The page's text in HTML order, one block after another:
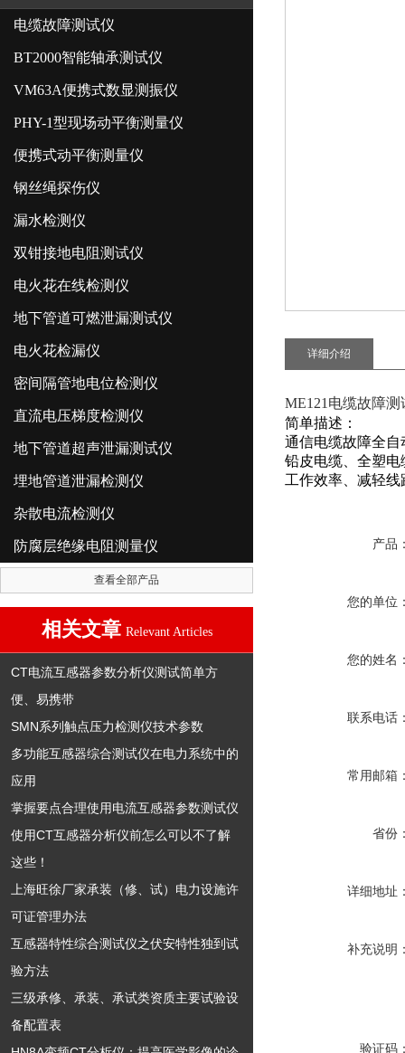
电缆故障测试仪
BT2000智能轴承测试仪
VM63A便携式数显测振仪
PHY-1型现场动平衡测量仪
便携式动平衡测量仪
钢丝绳探伤仪
漏水检测仪
双钳接地电阻测试仪
电火花在线检测仪
地下管道可燃泄漏测试仪
电火花检漏仪
密间隔管地电位检测仪
直流电压梯度检测仪
地下管道超声泄漏测试仪
埋地管道泄漏检测仪
杂散电流检测仪
防腐层绝缘电阻测量仪
查看全部产品
相关文章 Relevant Articles
CT电流互感器参数分析仪测试简单方
便、易携带
SMN系列触点压力检测仪技术参数
多功能互感器综合测试仪在电力系统中的
应用
掌握要点合理使用电流互感器参数测试仪
使用CT互感器分析仪前怎么可以不了解
这些！
上海旺徐厂家承装（修、试）电力设施许
可证管理办法
互感器特性综合测试仪之伏安特性独到试
验方法
三级承修、承装、承试类资质主要试验设
备配置表
详细介绍
ME121电缆故障测
简单描述：
通信电缆故障全
铅皮电缆、全塑
工作效率、减轻
产品
您的单位
您的姓名
联系电话
常用邮箱
省份
详细地址
补充说明
验证码